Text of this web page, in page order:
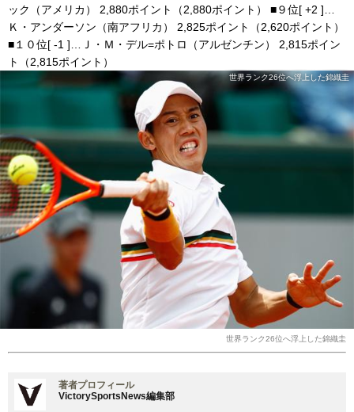
ック（アメリカ） 2,880ポイント（2,880ポイント） ■９位[ +2 ]…
Ｋ・アンダーソン（南アフリカ） 2,825ポイント（2,620ポイント）
■１０位[ -1 ]…Ｊ・Ｍ・デル=ポトロ（アルゼンチン） 2,815ポイン
ト（2,815ポイント）
世界ランク26位へ浮上した錦織圭
世界ランク26位へ浮上した錦織圭
著者プロフィール
VictorySportsNews編集部